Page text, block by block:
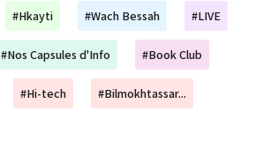
#Hkayti #Wach Bessah #LIVE
#Nos Capsules d'Info #Book Club
#Hi-tech #Bilmokhtassar...